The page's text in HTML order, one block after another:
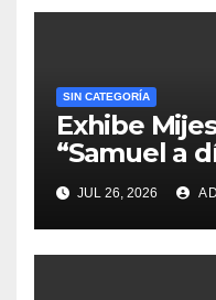
SIN CATEGORÍA
Exhibe
“Samuel a
JUL 26, 2026